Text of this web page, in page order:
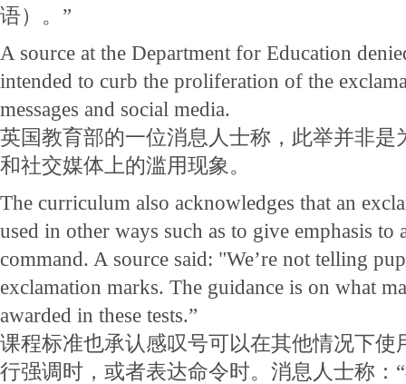
语）。”
A source at the Department for Education
intended to curb the proliferation of the
messages and social media.
英国教育部的一位消息人士称，此举并非是
和社交媒体上的滥用现象。
The curriculum also acknowledges that an
used in other ways such as to give emphasis to
command. A source said: "We’re not telling
exclamation marks. The guidance is on what
awarded in these tests.”
课程标准也承认感叹号可以在其他情况下使
行强调时，或者表达命令时。消息人士称：